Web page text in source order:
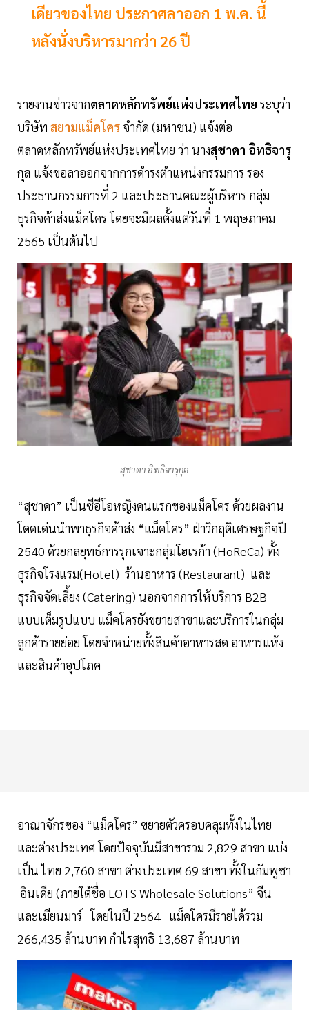
เดียวของไทย ประกาศลาออก 1 พ.ค. นี้
หลังนั่งบริหารมากว่า 26 ปี
รายงานข่าวจากตลาดหลักทรัพย์แห่งประเทศไทย ระบุว่า
บริษัท สยามแม็คโคร จำกัด (มหาชน) แจ้งต่อ
ตลาดหลักทรัพย์แห่งประเทศไทย ว่า นางสุชาดา อิทธิจารุ
กุล แจ้งขอลาออกจากการดำรงตำแหน่งกรรมการ รอง
ประธานกรรมการที่ 2 และประธานคณะผู้บริหาร กลุ่ม
ธุรกิจค้าส่งแม็คโคร โดยจะมีผลตั้งแต่วันที่ 1 พฤษภาคม
2565 เป็นต้นไป
สุชาดา อิทธิจารุกุล
“สุชาดา” เป็นซีอีโอหญิงคนแรกของแม็คโคร ด้วยผลงาน
โดดเด่นนำพาธุรกิจค้าส่ง “แม็คโคร” ฝ่าวิกฤติเศรษฐกิจปี
2540 ด้วยกลยุทธ์การรุกเจาะกลุ่มโฮเรก้า (HoReCa) ทั้ง
ธุรกิจโรงแรม(Hotel) ร้านอาหาร (Restaurant) และ
ธุรกิจจัดเลี้ยง (Catering) นอกจากการให้บริการ B2B
แบบเต็มรูปแบบ แม็คโครยังขยายสาขาและบริการในกลุ่ม
ลูกค้ารายย่อย โดยจำหน่ายทั้งสินค้าอาหารสด อาหารแห้ง
และสินค้าอุปโภค
อาณาจักรของ “แม็คโคร” ขยายตัวครอบคลุมทั้งในไทย
และต่างประเทศ โดยปัจจุบันมีสาขารวม 2,829 สาขา แบ่ง
เป็น ไทย 2,760 สาขา ต่างประเทศ 69 สาขา ทั้งในกัมพูชา
อินเดีย (ภายใต้ชื่อ LOTS Wholesale Solutions” จีน
และเมียนมาร์ โดยในปี 2564 แม็คโครมีรายได้รวม
266,435 ล้านบาท กำไรสุทธิ 13,687 ล้านบาท